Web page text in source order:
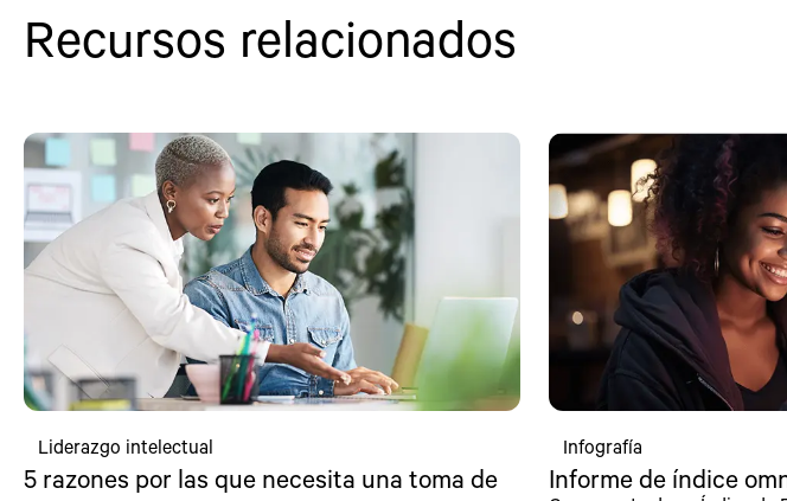
Recursos relacionados
Liderazgo intelectual
5 razones por las que necesita una toma de
Infografía
Informe de índice